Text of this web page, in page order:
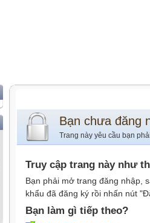
Bạn chưa đăng
Trang này yêu cầu bạn
Truy cập trang này như
Bạn phải mở trang đăng nhập,
khẩu đã đăng ký rồi nhấn nút
Bạn làm gì tiếp theo?